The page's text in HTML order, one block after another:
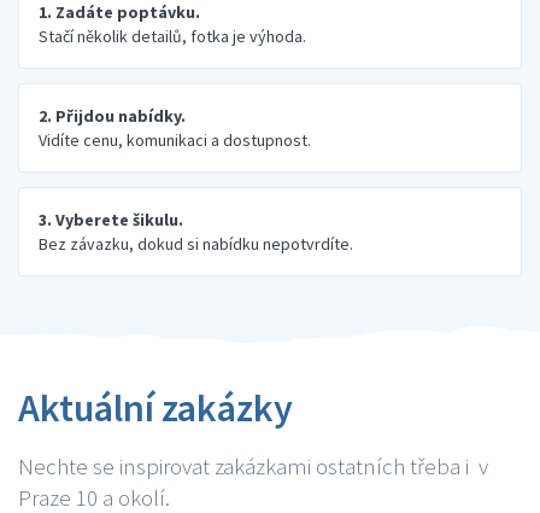
1. Zadáte poptávku.
Stačí několik detailů, fotka je výhoda.
2. Přijdou nabídky.
Vidíte cenu, komunikaci a dostupnost.
3. Vyberete šikulu.
Bez závazku, dokud si nabídku nepotvrdíte.
Aktuální zakázky
Nechte se inspirovat zakázkami ostatních třeba i v
Praze 10 a okolí.